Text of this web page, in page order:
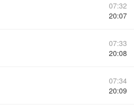
07:32
20:07
07:33
20:08
07:34
20:09